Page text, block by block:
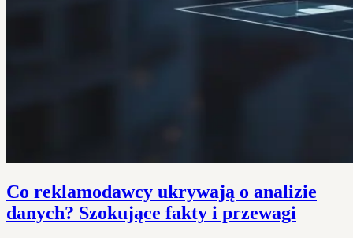
Co reklamodawcy ukrywają o analizie
danych? Szokujące fakty i przewagi